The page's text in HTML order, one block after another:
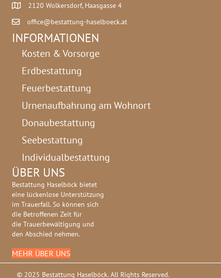
2120 Wolkersdorf, Haasgasse 4
office@bestattung-haselboeck.at
INFORMATIONEN
Kosten & Vorsorge
Erdbestattung
Feuerbestattung
Urnenaufbahrung am Wohnort
Donaubestattung
Seebestattung
Individualbestattung
ÜBER UNS
Bestattung Haselböck bietet
eine lückenlose Unterstützung
im Trauerfall. So können sich
die Betroffenen Zeit für
die Trauerbewältigung und
den Abschied nehmen.
MEHR ÜBER UNS
© 2025 Bestattung Haselböck. All Rights Reserved.